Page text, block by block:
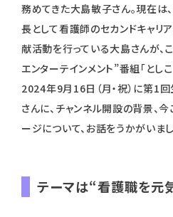
務めてきた大島敏子さん。現在は
長として看護師のセカンドキャリ
献活動を行っている大島さんが、
エンターテインメント”番組「とし
2024年9月16日（月・祝）に第1
さんに、チャンネル開設の背景、
ージについて、お話をうかがいまし
テーマは“看護職を元